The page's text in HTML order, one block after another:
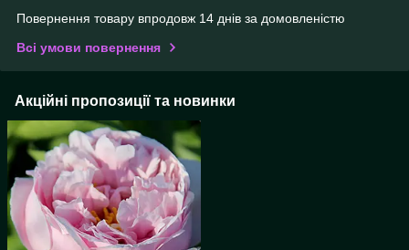
Повернення товару впродовж 14 днів за домовленістю
Всі умови повернення
Акційні пропозиції та новинки